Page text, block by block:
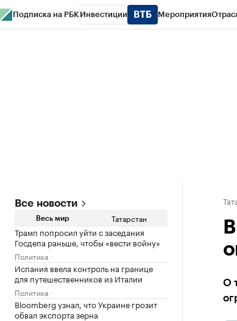
Подписка на РБК Инвестиции Мероприятия
Все новости
Весь мир Татарстан
Трамп попросил уйти с заседания
Госдепа раньше, чтобы «вести войну»
Политика
Испания ввела контроль на границе
для путешественников из Италии
Политика
Bloomberg узнал, что Украине грозит
обвал экспорта зерна
О